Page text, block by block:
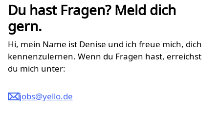
Du hast Fragen? Meld dich
gern.
Hi, mein Name ist Denise und ich freue mich, dich
kennenzulernen. Wenn du Fragen hast, erreichst
du mich unter:
jobs@yello.de